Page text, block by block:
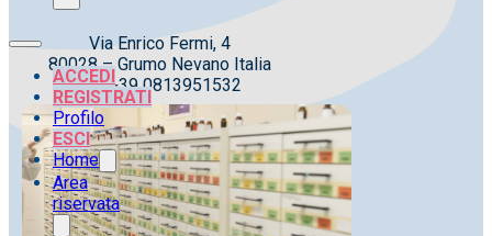
ACCEDI
REGISTRATI
Profilo
ESCI
Home
Area
riservata
Via Enrico Fermi, 4
80028 – Grumo Nevano Italia
Tel. +39 0813951532